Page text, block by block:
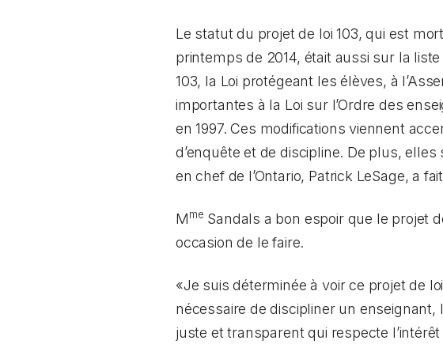
Le statut du projet de loi 103, qui est
printemps de 2014, était aussi sur la
103, la Loi protégeant les élèves, à
importantes à la Loi sur l’Ordre des
en 1997. Ces modifications viennent
d’enquête et de discipline. De plus,
en chef de l’Ontario, Patrick LeSage, a
Mme Sandals a bon espoir que le projet
occasion de le faire.
«Je suis déterminée à voir ce projet de
nécessaire de discipliner un
juste et transparent qui respecte